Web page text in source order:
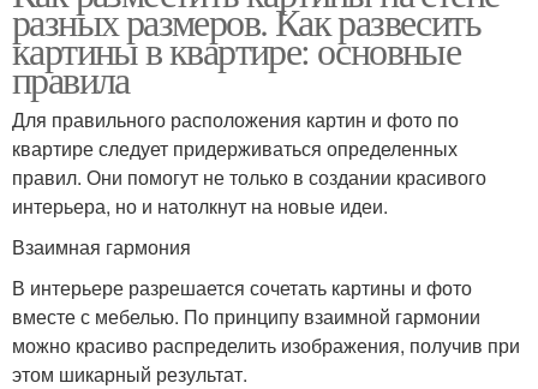
разных размеров. Как развесить
картины в квартире: основные
правила
Для правильного расположения картин и фото по
квартире следует придерживаться определенных
правил. Они помогут не только в создании красивого
интерьера, но и натолкнут на новые идеи.
Взаимная гармония
В интерьере разрешается сочетать картины и фото
вместе с мебелью. По принципу взаимной гармонии
можно красиво распределить изображения, получив при
этом шикарный результат.